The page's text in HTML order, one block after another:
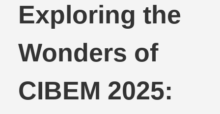
Exploring the
Wonders of
CIBEM 2025: